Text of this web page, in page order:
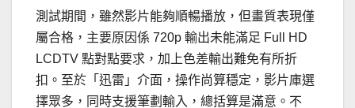
測試期間，雖然影片能夠順暢播放，但畫質表現僅
屬合格，主要原因係 720p 輸出未能滿足 Full HD
LCDTV 點對點要求，加上色差輸出難免有所折
扣。至於「迅雷」介面，操作尚算穩定，影片庫選
擇眾多，同時支援筆劃輸入，總括算是滿意。不